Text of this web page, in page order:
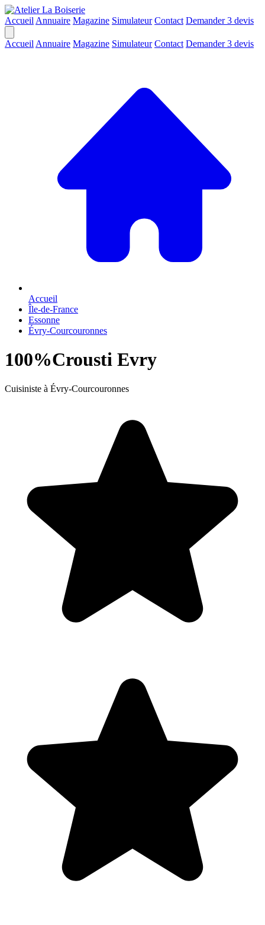
Accueil Annuaire Magazine Simulateur Contact Demander 3 devis
Accueil Annuaire Magazine Simulateur Contact Demander 3 devis
Accueil
Île-de-France
Essonne
Évry-Courcouronnes
100%Crousti Evry
Cuisiniste à Évry-Courcouronnes